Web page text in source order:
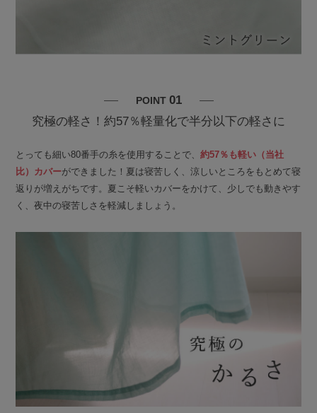
POINT 01
究極の軽さ！約57％軽量化で半分以下の軽さに
とっても細い80番手の糸を使用することで、約57％も軽い（当社
比）カバーができました！夏は寝苦しく、涼しいところをもとめて寝
返りが増えがちです。夏こそ軽いカバーをかけて、少しでも動きやす
く、夜中の寝苦しさを軽減しましょう。